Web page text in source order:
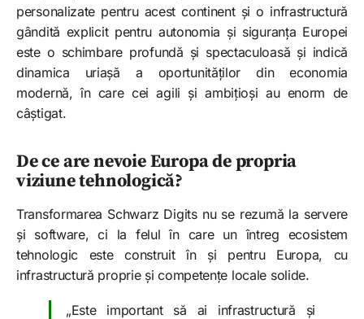
personalizate pentru acest continent și o infrastructură
gândită explicit pentru autonomia și siguranța Europei
este o schimbare profundă și spectaculoasă și indică
dinamica uriașă a oportunităților din economia
modernă, în care cei agili și ambițioși au enorm de
câștigat.
De ce are nevoie Europa de propria
viziune tehnologică?
Transformarea Schwarz Digits nu se rezumă la servere
și software, ci la felul în care un întreg ecosistem
tehnologic este construit în și pentru Europa, cu
infrastructură proprie și competențe locale solide.
„Este important să ai infrastructură și